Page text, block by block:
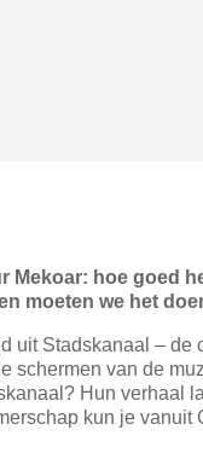
Mekoar: hoe goed
moeten we het
uit Stadskanaal – de
schermen van de
Hun verhaal
kun je